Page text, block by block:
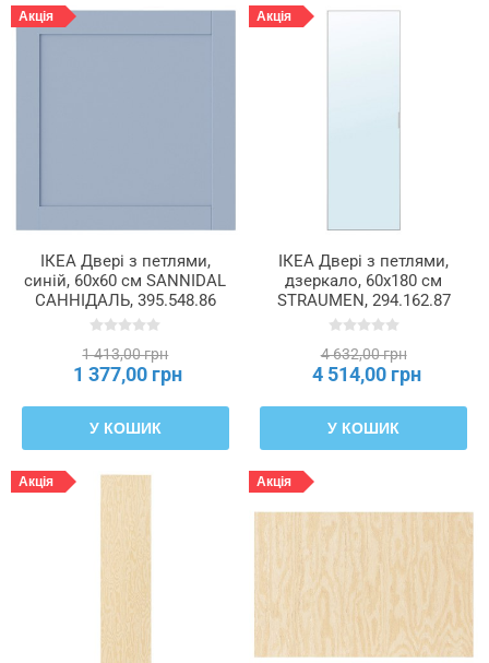
Акція
ІКЕА Двері з петлями,
синій, 60x60 см SANNIDAL
САННІДАЛЬ, 395.548.86
1 413,00 грн
1 377,00 грн
У КОШИК
Акція
ІКЕА Двері з петлями,
дзеркало, 60x180 см
STRAUMEN, 294.162.87
4 632,00 грн
4 514,00 грн
У КОШИК
Акція Акція